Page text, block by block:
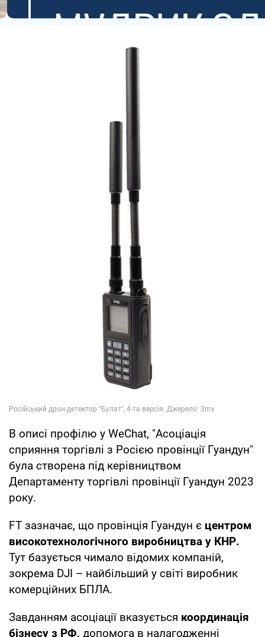
В описі профілю у WeChat, "Асоціація
сприяння торгівлі з Росією провінції Гуандун"
була створена під керівництвом
Департаменту торгівлі провінції Гуандун 2023
року.
FT зазначає, що провінція Гуандун є центром
високотехнологічного виробництва у КНР.
Тут базується чимало відомих компаній,
зокрема DJI – найбільший у світі виробник
комерційних БПЛА.
Завданням асоціації вказується координація
бізнесу з РФ, допомога в налагодженні